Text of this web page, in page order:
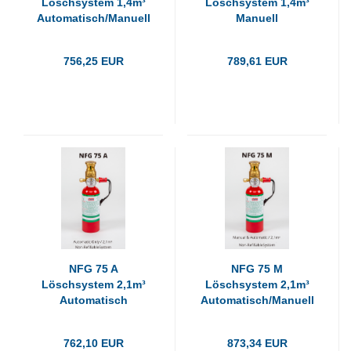
Automatisch/Manuell
756,25 EUR
Manuell
789,61 EUR
NFG 75 A
Löschsystem 2,1m³
Automatisch
762,10 EUR
NFG 75 M
Löschsystem 2,1m³
Automatisch/Manuell
873,34 EUR